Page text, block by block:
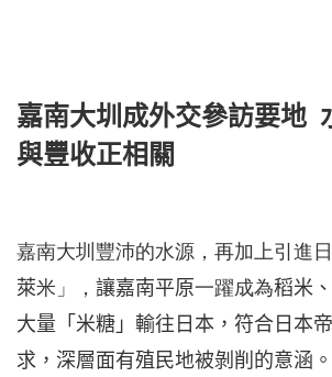
嘉南大圳成外交參訪要地
與豐收正相關
嘉南大圳豐沛的水源，再加上引進
萊米」， 讓嘉南平原一躍成為稻米
大量「米糖」輸往日本，符合日本
求，深層面有殖民地被剝削的意涵